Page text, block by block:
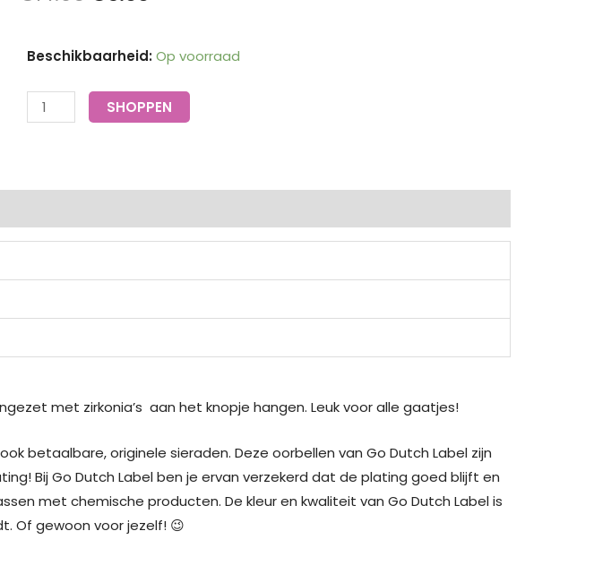
was:
€14.95.
is:
€5.00.
Beschikbaarheid: Op voorraad
Oorbellen
klaver
goud
Label
aantal
SHOPPEN
met zirkonia’s aan het knopje hangen. Leuk voor alle gaatjes!
betaalbare, originele sieraden. Deze oorbellen van Go Dutch Label zijn
Bij Go Dutch Label ben je ervan verzekerd dat de plating goed blijft en
met chemische producten. De kleur en kwaliteit van Go Dutch Label is
Of gewoon voor jezelf! 😉